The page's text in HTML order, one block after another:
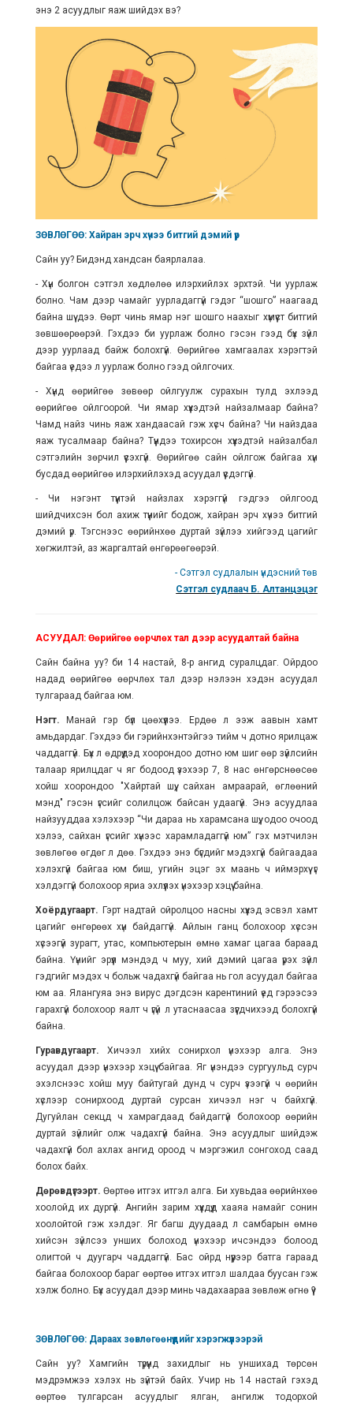
энэ 2 асуудлыг яаж шийдэх вэ?
ЗӨВЛӨГӨӨ: Хайран эрч хүчээ битгий дэмий үр
Сайн уу? Бидэнд хандсан баярлалаа.
- Хүн болгон сэтгэл хөдлөлөө илэрхийлэх эрхтэй. Чи уурлаж
болно. Чам дээр чамайг уурладаггүй гэдэг “шошго” наагаад
байна шүү дээ. Өөрт чинь ямар нэг шошго наахыг хүмүүст битгий
зөвшөөрөөрэй. Гэхдээ би уурлаж болно гэсэн гээд бүх зүйл
дээр уурлаад байж болохгүй. Өөрийгөө хамгаалах хэрэгтэй
байгаа үедээ л уурлаж болно гээд ойлгочих.
- Хүнд өөрийгөө зөвөөр ойлгуулж сурахын тулд эхлээд
өөрийгөө ойлгоорой. Чи ямар хүүхэдтэй найзалмаар байна?
Чамд найз чинь яаж хандаасай гэж хүсч байна? Чи найздаа
яаж тусалмаар байна? Түүндээ тохирсон хүүхэдтэй найзалбал
сэтгэлийн зөрчил үүсэхгүй. Өөрийгөө сайн ойлгож байгаа хүн
бусдад өөрийгөө илэрхийлэхэд асуудал үүсдэггүй.
- Чи нэгэнт түүнтэй найзлах хэрэггүй гэдгээ ойлгоод
шийдчихсэн бол ахиж түүнийг бодож, хайран эрч хүчээ битгий
дэмий үр. Тэгснээс өөрийнхөө дуртай зүйлээ хийгээд цагийг
хөгжилтэй, аз жаргалтай өнгөрөөгөөрэй.
- Сэтгэл судлалын үндэсний төв
Сэтгэл судлаач Б. Алтанцэцэг
АСУУДАЛ: Өөрийгөө өөрчлөх тал дээр асуудалтай байна
Сайн байна уу? би 14 настай, 8-р ангид суралцдаг. Ойрдоо
надад өөрийгөө өөрчлөх тал дээр нэлээн хэдэн асуудал
тулгараад байгаа юм.
Нэгт. Манай гэр бүл цөөхүүлээ. Ердөө л ээж аавын хамт
амьдардаг. Гэхдээ би гэрийнхэнтэйгээ тийм ч дотно ярилцаж
чаддаггүй. Бүх л өдрүүдэд хоорондоо дотно юм шиг өөр зүйлсийн
талаар ярилцдаг ч яг бодоод үзэхээр 7, 8 нас өнгөрснөөсөө
хойш хоорондоо "Хайртай шүү, сайхан амраарай, өглөөний
мэнд" гэсэн үгсийг солилцож байсан удаагүй. Энэ асуудлаа
найзууддаа хэлэхээр “Чи дараа нь харамсана шүү, одоо очоод
хэлээ, сайхан үгсийг хүнээс харамладаггүй юм” гэх мэтчилэн
зөвлөгөө өгдөг л дөө. Гэхдээ энэ бүгдийг мэдэхгүй байгаадаа
хэлэхгүй байгаа юм биш, угийн эцэг эх маань ч иймэрхүү үг
хэлдэггүй болохоор яриа эхлүүлэх үнэхээр хэцүү байна.
Хоёрдугаарт. Гэрт надтай ойролцоо насны хүүхэд эсвэл хамт
цагийг өнгөрөөх хүн байдаггүй. Айлын ганц болохоор хүссэн
хүсээгүй зурагт, утас, компьютерын өмнө хамаг цагаа бараад
байна. Үүнийг эрүүл мэндэд ч муу, хий дэмий цагаа үрэх зүйл
гэдгийг мэдэх ч больж чадахгүй байгаа нь гол асуудал байгаа
юм аа. Ялангуяа энэ вирус дэгдсэн карентиний үед гэрээсээ
гарахгүй болохоор яалт ч үгүй л утаснаасаа зүүгдчихээд болохгүй
байна.
Гуравдугаарт.Хичээл хийх сонирхол үнэхээр алга. Энэ
асуудал дээр үнэхээр хэцүү байгаа. Яг үнэндээ сургуульд сурч
эхэлснээс хойш муу байтугай дунд ч сурч үзээгүй ч өөрийн
хүслээр сонирхоод дуртай сурсан хичээл нэг ч байхгүй.
Дугуйлан секцд ч хамрагдаад байдаггүй болохоор өөрийн
дуртай зүйлийг олж чадахгүй байна. Энэ асуудлыг шийдэж
чадахгүй бол ахлах ангид ороод ч мэргэжил сонгоход саад
болох байх.
Дөрөвдүгээрт. Өөртөө итгэх итгэл алга. Би хувьдаа өөрийнхөө
хоолойд их дургүй. Ангийн зарим хүүхдүүд хааяа намайг сонин
хоолойтой гэж хэлдэг. Яг багш дуудаад л самбарын өмнө
хийсэн зүйлсээ унших болоход үнэхээр ичсэндээ болоод
олигтой ч дуугарч чаддаггүй. Бас ойрд нүүрээр батга гараад
байгаа болохоор бараг өөртөө итгэх итгэл шалдаа буусан гэж
хэлж болно. Бүх асуудал дээр минь чадахаараа зөвлөж өгнө үү?
ЗӨВЛӨГӨӨ: Дараах зөвлөгөөнүүдийг хэрэгжүүлээрэй
Сайн уу? Хамгийн түрүүнд захидлыг нь уншихад төрсөн
мэдрэмжээ хэлэх нь зүйтэй байх. Учир нь 14 настай гэхэд
өөртөө тулгарсан асуудлыг ялган, ангилж тодорхой